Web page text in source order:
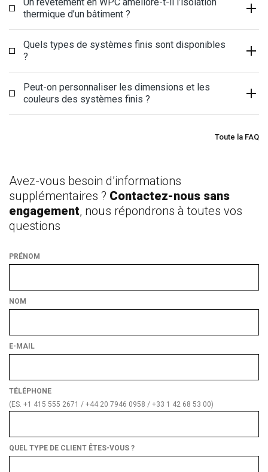
thermique d’un bâtiment ?
Quels types de systèmes finis sont disponibles
?
Peut-on personnaliser les dimensions et les
couleurs des systèmes finis ?
Toute la FAQ
Avez-vous besoin d’informations
supplémentaires ? Contactez-nous sans
engagement, nous répondrons à toutes vos
questions
PRÉNOM
NOM
E-MAIL
TÉLÉPHONE
(ES. +1 415 555 2671 / +44 20 7946 0958 / +33 1 42 68 53 00)
QUEL TYPE DE CLIENT ÊTES-VOUS ?